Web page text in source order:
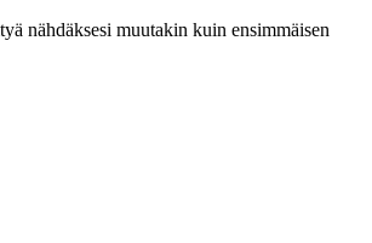
nähdäksesi muutakin kuin ensimmäisen